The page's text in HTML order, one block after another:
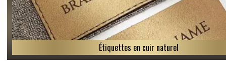
Étiquettes en cuir naturel